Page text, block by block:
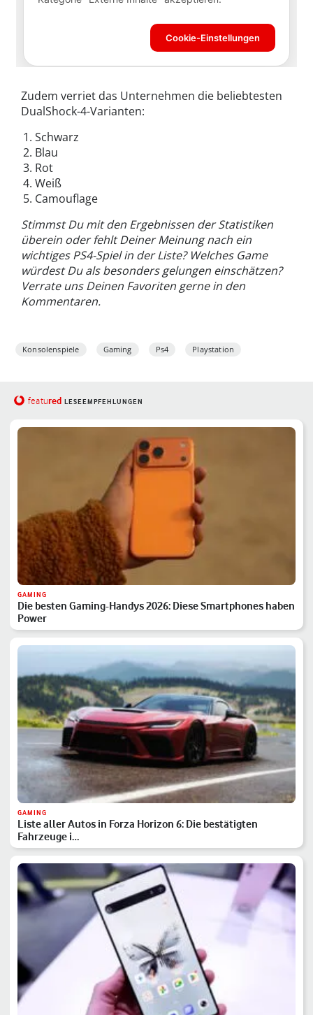
Zudem verriet das Unternehmen die beliebtesten
DualShock-4-Varianten:
Schwarz
Blau
Rot
Weiß
Camouflage
Stimmst Du mit den Ergebnissen der Statistiken
überein oder fehlt Deiner Meinung nach ein
wichtiges PS4-Spiel in der Liste? Welches Game
würdest Du als besonders gelungen einschätzen?
Verrate uns Deinen Favoriten gerne in den
Kommentaren.
Konsolenspiele Gaming Ps4 Playstation
featured LESEEMPFEHLUNGEN
GAMING
Die besten Gaming-Handys 2026: Diese Smartphones haben
Power
GAMING
Liste aller Autos in Forza Horizon 6: Die bestätigten
Fahrzeuge i…